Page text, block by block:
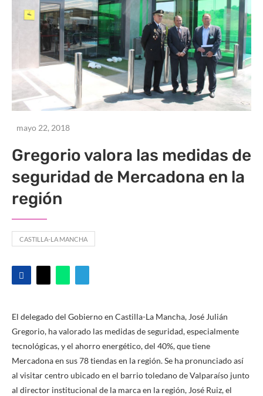
mayo 22, 2018
Gregorio valora las medidas de
seguridad de Mercadona en la
región
CASTILLA-LA MANCHA
El delegado del Gobierno en Castilla-La Mancha, José Julián
Gregorio, ha valorado las medidas de seguridad, especialmente
tecnológicas, y el ahorro energético, del 40%, que tiene
Mercadona en sus 78 tiendas en la región. Se ha pronunciado así
al visitar centro ubicado en el barrio toledano de Valparaíso junto
al director institucional de la marca en la región, José Ruiz, el